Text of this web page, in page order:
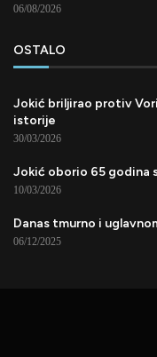
06/08/2026
OSTALO
Jokić briljirao protiv
istorije
30/03/2026
Jokić oborio 65 godina
10/03/2026
Danas tmurno i
06/12/2025